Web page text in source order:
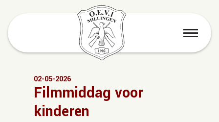
menu
02-05-2026
Filmmiddag voor
kinderen